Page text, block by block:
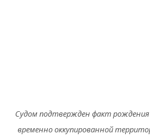
Судом подтвержден факт рождения
временно оккупированной